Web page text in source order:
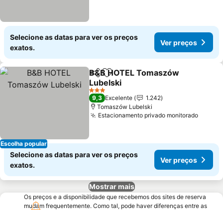
Selecione as datas para ver os preços
exatos.
Ver preços
Escolha popular
PartilharAdicionar aos favoritos
B&B HOTEL Tomaszów
Lubelski
3 Estrelas
9,3 Excelente
1.242
Tomaszów Lubelski
Estacionamento privado monitorado
Selecione as datas para ver os preços
exatos.
Ver preços
Mostrar mais
Os preços e a disponibilidade que recebemos dos sites de reserva
mudam frequentemente. Como tal, pode haver diferenças entre as